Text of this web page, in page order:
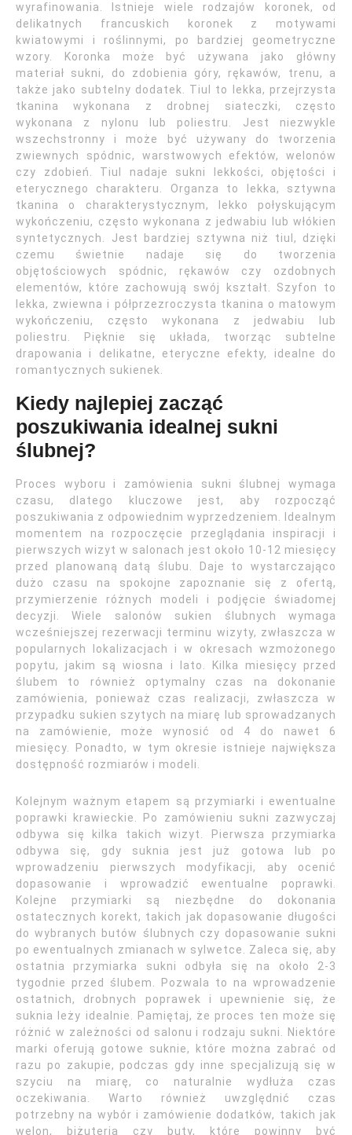
wyrafinowania. Istnieje wiele rodzajów koronek, od
delikatnych francuskich koronek z motywami
kwiatowymi i roślinnymi, po bardziej geometryczne
wzory. Koronka może być używana jako główny
materiał sukni, do zdobienia góry, rękawów, trenu, a
także jako subtelny dodatek. Tiul to lekka, przejrzysta
tkanina wykonana z drobnej siateczki, często
wykonana z nylonu lub poliestru. Jest niezwykle
wszechstronny i może być używany do tworzenia
zwiewnych spódnic, warstwowych efektów, welonów
czy zdobień. Tiul nadaje sukni lekkości, objętości i
eterycznego charakteru. Organza to lekka, sztywna
tkanina o charakterystycznym, lekko połyskującym
wykończeniu, często wykonana z jedwabiu lub włókien
syntetycznych. Jest bardziej sztywna niż tiul, dzięki
czemu świetnie nadaje się do tworzenia
objętościowych spódnic, rękawów czy ozdobnych
elementów, które zachowują swój kształt. Szyfon to
lekka, zwiewna i półprzezroczysta tkanina o matowym
wykończeniu, często wykonana z jedwabiu lub
poliestru. Pięknie się układa, tworząc subtelne
drapowania i delikatne, eteryczne efekty, idealne do
romantycznych sukienek.
Kiedy najlepiej zacząć
poszukiwania idealnej sukni
ślubnej?
Proces wyboru i zamówienia sukni ślubnej wymaga
czasu, dlatego kluczowe jest, aby rozpocząć
poszukiwania z odpowiednim wyprzedzeniem. Idealnym
momentem na rozpoczęcie przeglądania inspiracji i
pierwszych wizyt w salonach jest około 10-12 miesięcy
przed planowaną datą ślubu. Daje to wystarczająco
dużo czasu na spokojne zapoznanie się z ofertą,
przymierzenie różnych modeli i podjęcie świadomej
decyzji. Wiele salonów sukien ślubnych wymaga
wcześniejszej rezerwacji terminu wizyty, zwłaszcza w
popularnych lokalizacjach i w okresach wzmożonego
popytu, jakim są wiosna i lato. Kilka miesięcy przed
ślubem to również optymalny czas na dokonanie
zamówienia, ponieważ czas realizacji, zwłaszcza w
przypadku sukien szytych na miarę lub sprowadzanych
na zamówienie, może wynosić od 4 do nawet 6
miesięcy. Ponadto, w tym okresie istnieje największa
dostępność rozmiarów i modeli.
Kolejnym ważnym etapem są przymiarki i ewentualne
poprawki krawieckie. Po zamówieniu sukni zazwyczaj
odbywa się kilka takich wizyt. Pierwsza przymiarka
odbywa się, gdy suknia jest już gotowa lub po
wprowadzeniu pierwszych modyfikacji, aby ocenić
dopasowanie i wprowadzić ewentualne poprawki.
Kolejne przymiarki są niezbędne do dokonania
ostatecznych korekt, takich jak dopasowanie długości
do wybranych butów ślubnych czy dopasowanie sukni
po ewentualnych zmianach w sylwetce. Zaleca się, aby
ostatnia przymiarka sukni odbyła się na około 2-3
tygodnie przed ślubem. Pozwala to na wprowadzenie
ostatnich, drobnych poprawek i upewnienie się, że
suknia leży idealnie. Pamiętaj, że proces ten może się
różnić w zależności od salonu i rodzaju sukni. Niektóre
marki oferują gotowe suknie, które można zabrać od
razu po zakupie, podczas gdy inne specjalizują się w
szyciu na miarę, co naturalnie wydłuża czas
oczekiwania. Warto również uwzględnić czas
potrzebny na wybór i zamówienie dodatków, takich jak
welon, biżuteria czy buty, które powinny być